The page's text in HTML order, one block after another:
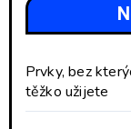
Prvky, bez
těžko užijete